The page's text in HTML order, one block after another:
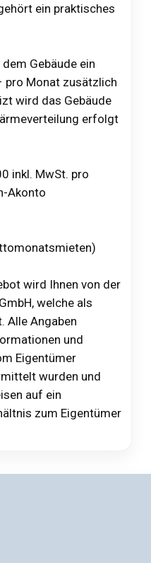
ein praktisches
Gebäude ein
pro Monat zusätzlich
wird das Gebäude
erfolgt
inkl. MwSt. pro
Akonto
wird Ihnen von der
welche als
Alle Angaben
und
Eigentümer
wurden und
auf ein
zum Eigentümer